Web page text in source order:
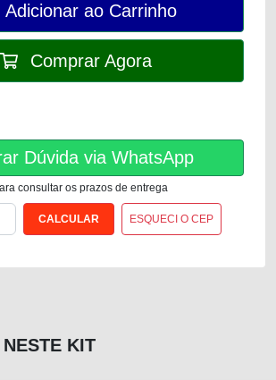
Adicionar ao Carrinho
Comprar Agora
Dúvida via WhatsApp
consultar os prazos de entrega
ESQUECI O CEP
KIT